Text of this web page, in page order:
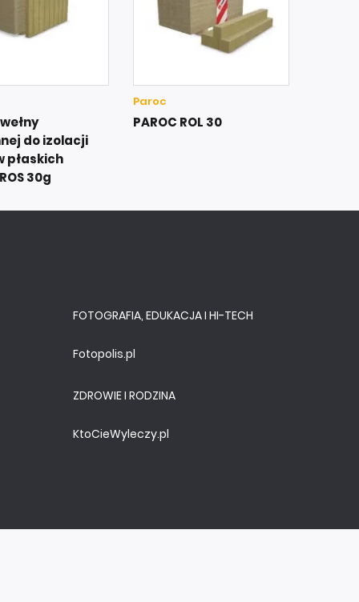
do izolacji
płaskich
30g
Paroc
PAROC ROL 30
FOTOGRAFIA, EDUKACJA I HI-TECH
Fotopolis.pl
ZDROWIE I RODZINA
KtoCieWyleczy.pl